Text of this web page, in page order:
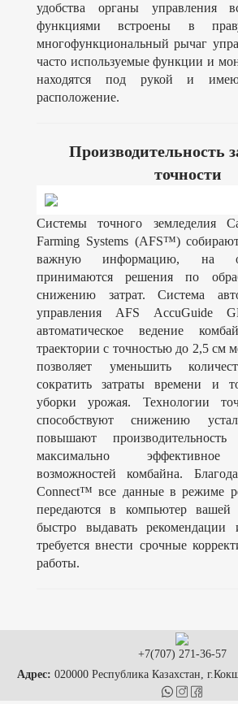
удобства органы управления
функциями встроены в
многофункциональный рычаг
часто используемые функции и
находятся под рукой и
расположение.
Производительность
точности
Системы точного земледелия
Farming Systems (AFS™)
важную информацию, на
принимаются решения по
снижению затрат. Система
управления AFS AccuGuide
автоматическое ведение
траектории с точностью до 2,5 см
позволяет уменьшить
сократить затраты времени и
уборки урожая. Технологии
способствуют снижению
повышают
максимально эффективное
возможностей комбайна.
Connect™ все данные в режиме
передаются в компьютер вашей
быстро выдавать рекомендации
требуется внести срочные
работы.
+7(707) 271-36-57
Адрес: 020000 Республика Казахстан,